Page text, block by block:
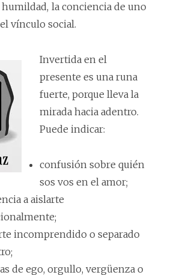
humildad, la conciencia de uno
vínculo social.
Invertida en el
presente es una runa
fuerte, porque lleva la
mirada hacia adentro.
Puede indicar:
confusión sobre quién
sos vos en el amor;
a aislarte
incomprendido o separado
de ego, orgullo, vergüenza o